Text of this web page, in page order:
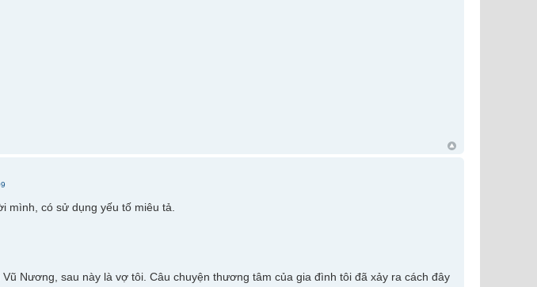
mình, có sử dụng yếu tố miêu tả.
Nương, sau này là vợ tôi. Câu chuyện thương tâm của gia đình tôi đã xảy ra cách đây